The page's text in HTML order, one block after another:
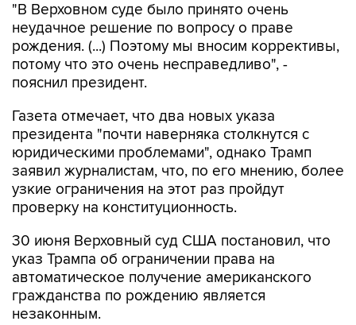
"В Верховном суде было принято очень
неудачное решение по вопросу о праве
рождения. (...) Поэтому мы вносим коррективы,
потому что это очень несправедливо", -
пояснил президент.
Газета отмечает, что два новых указа
президента "почти наверняка столкнутся с
юридическими проблемами", однако Трамп
заявил журналистам, что, по его мнению, более
узкие ограничения на этот раз пройдут
проверку на конституционность.
30 июня Верховный суд США постановил, что
указ Трампа об ограничении права на
автоматическое получение американского
гражданства по рождению является
незаконным.